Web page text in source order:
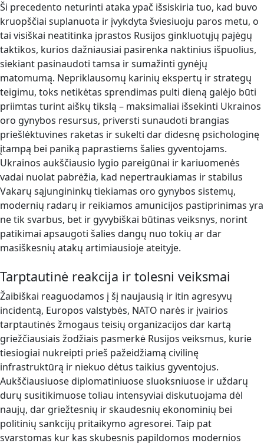
Ši precedento neturinti ataka ypač išsiskiria tuo, kad buvo
kruopščiai suplanuota ir įvykdyta šviesiuoju paros metu, o
tai visiškai neatitinka įprastos Rusijos ginkluotųjų pajėgų
taktikos, kurios dažniausiai pasirenka naktinius išpuolius,
siekiant pasinaudoti tamsa ir sumažinti gynėjų
matomumą. Nepriklausomų karinių ekspertų ir strategų
teigimu, toks netikėtas sprendimas pulti dieną galėjo būti
priimtas turint aiškų tikslą – maksimaliai išsekinti Ukrainos
oro gynybos resursus, priversti sunaudoti brangias
priešlėktuvines raketas ir sukelti dar didesnę psichologinę
įtampą bei paniką paprastiems šalies gyventojams.
Ukrainos aukščiausio lygio pareigūnai ir kariuomenės
vadai nuolat pabrėžia, kad nepertraukiamas ir stabilus
Vakarų sąjungininkų tiekiamas oro gynybos sistemų,
modernių radarų ir reikiamos amunicijos pastiprinimas yra
ne tik svarbus, bet ir gyvybiškai būtinas veiksnys, norint
patikimai apsaugoti šalies dangų nuo tokių ar dar
masiškesnių atakų artimiausioje ateityje.
Tarptautinė reakcija ir tolesni veiksmai
Žaibiškai reaguodamos į šį naujausią ir itin agresyvų
incidentą, Europos valstybės, NATO narės ir įvairios
tarptautinės žmogaus teisių organizacijos dar kartą
griežčiausiais žodžiais pasmerkė Rusijos veiksmus, kurie
tiesiogiai nukreipti prieš pažeidžiamą civilinę
infrastruktūrą ir niekuo dėtus taikius gyventojus.
Aukščiausiuose diplomatiniuose sluoksniuose ir uždarų
durų susitikimuose toliau intensyviai diskutuojama dėl
naujų, dar griežtesnių ir skaudesnių ekonominių bei
politinių sankcijų pritaikymo agresorei. Taip pat
svarstomas kur kas skubesnis papildomos modernios